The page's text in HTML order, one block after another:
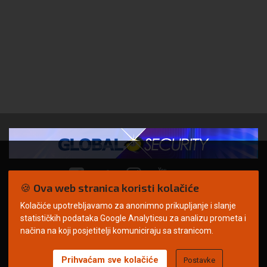
© Copyright 2026. | ARILEO
🍪 Ova web stranica koristi kolačiće
Kolačiće upotrebljavamo za anonimno prikupljanje i slanje
statističkih podataka Google Analyticsu za analizu prometa i
načina na koji posjetitelji komuniciraju sa stranicom.
Prihvaćam sve kolačiće Postavke